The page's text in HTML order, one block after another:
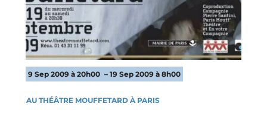
9 Sep 2009 à 20h00 – 19 Sep 2009 à 8h00
AU THÉÂTRE MOUFFETARD À PARIS